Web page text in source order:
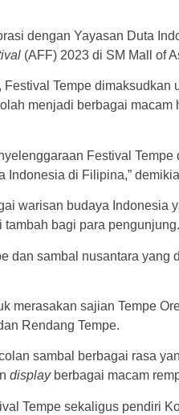
dengan Yayasan Duta
(AFF) 2023 di SM Mall of
Festival Tempe dimaksudkan
menjadi berbagai macam
Festival Tempe
Indonesia di Filipina,”
warisan budaya Indonesia
bagi para pengunjung.
dan sambal nusantara yang
merasakan sajian Tempe
Rendang Tempe.
sambal berbagai rasa
displayberbagai macam
Tempe sekaligus pendiri